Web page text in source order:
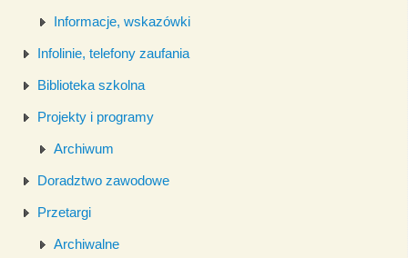
Informacje, wskazówki
Infolinie, telefony zaufania
Biblioteka szkolna
Projekty i programy
Archiwum
Doradztwo zawodowe
Przetargi
Archiwalne